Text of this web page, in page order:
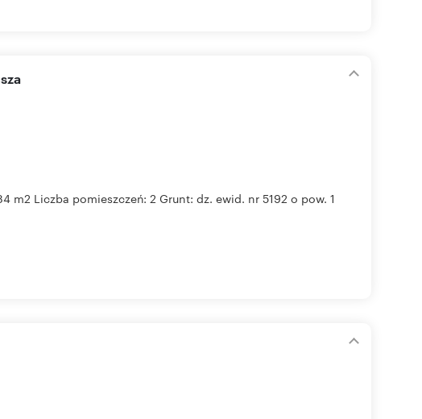
m2 Liczba pomieszczeń: 2 Grunt: dz. ewid. nr 5192 o pow. 1